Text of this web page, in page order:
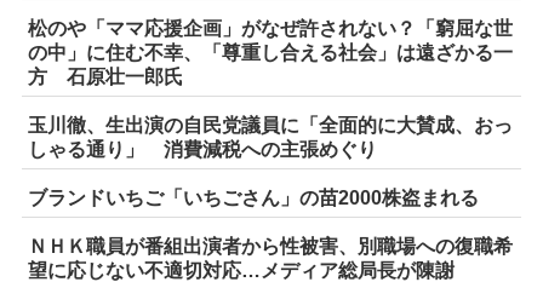
松のや「ママ応援企画」がなぜ許されない？「窮屈な世
の中」に住む不幸、「尊重し合える社会」は遠ざかる一
方 石原壮一郎氏
玉川徹、生出演の自民党議員に「全面的に大賛成、おっ
しゃる通り」 消費減税への主張めぐり
ブランドいちご「いちごさん」の苗2000株盗まれる
ＮＨＫ職員が番組出演者から性被害、別職場への復職希
望に応じない不適切対応…メディア総局長が陳謝